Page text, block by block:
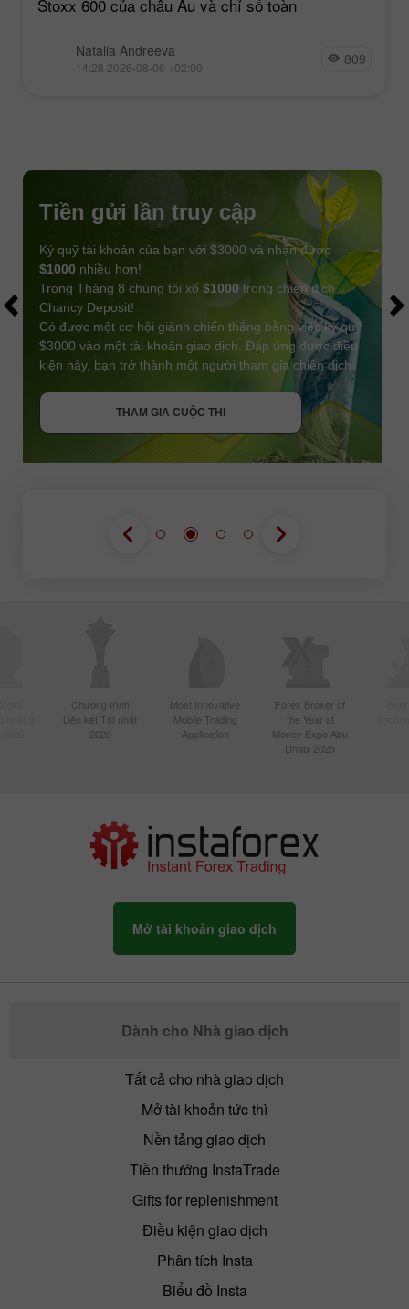
Stoxx 600 của châu Âu và chỉ số toàn
Natalia Andreeva
14:28 2026-08-06 +02:00 809
THAM GIA CUỘC THI
Tiền gửi lần truy cập
Ký quỹ tài khoản của bạn với $3000 và nhận được
$1000 nhiều hơn!
Trong Tháng 8 chúng tôi xổ $1000 trong chiến dịch
Chancy Deposit!
Có được một cơ hội giành chiến thắng bằng việc ký quỹ
$3000 vào một tài khoản giao dịch. Đáp ứng được điều
kiện này, bạn trở thành một người tham gia chiến dịch.
THAM GIA CUỘC THI
THAM GIA CUỘC THI
NHẬN THƯỞNG
Chương trình
Liên kết Tốt nhất
2020
Most Innovative
Mobile Trading
Application
Forex Broker of
the Year at
Money Expo Abu
Dhabi 2025
Mở tài khoản giao dịch
Dành cho Nhà giao dịch
Tất cả cho nhà giao dịch
Mở tài khoản tức thì
Nền tảng giao dịch
Tiền thưởng InstaTrade
Gifts for replenishment
Điều kiện giao dịch
Phân tích Insta
Biểu đồ Insta